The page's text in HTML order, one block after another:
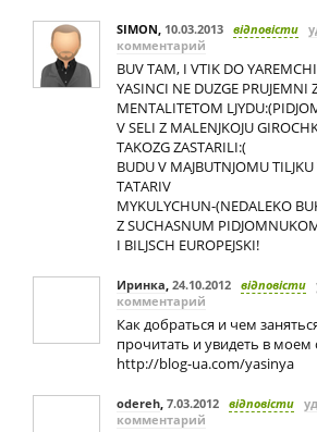
SIMON, 10.03.2013 відповісти
комментарий
BUV TAM, I VTIK DO
YASINCI NE DUZGE PRUJEMNI
MENTALITETOM
V SELI Z MALENJKOJU
TAKOZG ZASTARILI:(
BUDU V MAJBUTNJOMU
TATARIV
MYKULYCHUN-(NEDALEKO
Z SUCHASNUM
I BILJSCH EUROPEJSKI!
Иринка, 24.10.2012 відповісти
комментарий
Как добраться и чем
прочитать и увидеть в моем
http://blog-ua.com/yasinya
odereh, 7.03.2012 відповісти
комментарий